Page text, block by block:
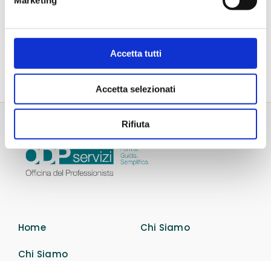
Accetta tutti
Accetta selezionati
Rifiuta
CCIAA (foglio 40 bollini)
4,03€
Home
Chi Siamo
Chi Siamo